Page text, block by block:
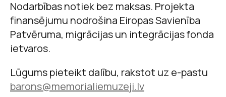
Nodarbības notiek bez maksas. Projekta
finansējumu nodrošina Eiropas Savienība
Patvēruma, migrācijas un integrācijas fonda
ietvaros.
Lūgums pieteikt dalību, rakstot uz e-pastu
barons@memorialiemuzeji.lv